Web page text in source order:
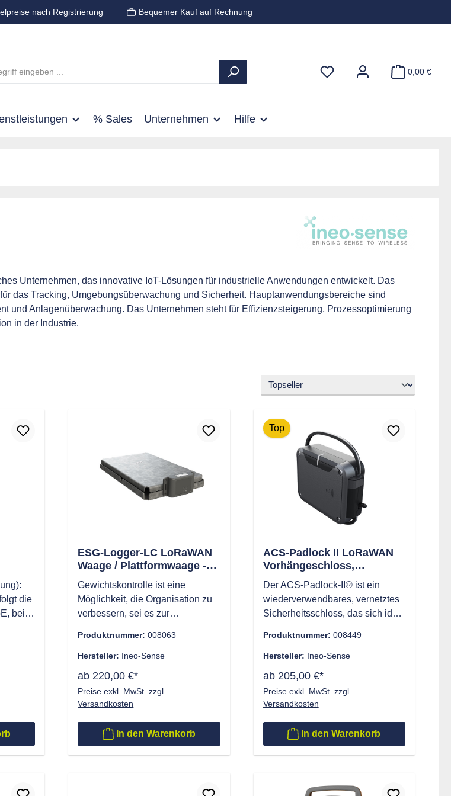
nach Registrierung Bequemer Kauf auf Rechnung
0,00 €
% Sales Unternehmen Hilfe
Unternehmen, das innovative IoT-Lösungen für industrielle Anwendungen entwickelt. Das
das Tracking, Umgebungsüberwachung und Sicherheit. Hauptanwendungsbereiche sind
und Anlagenüberwachung. Das Unternehmen steht für Effizienzsteigerung, Prozessoptimierung
in der Industrie.
die
bei
eine
ESG-Logger-LC LoRaWAN
Waage / Plattformwaage -
50 kg 31x50cm - 868/915 -
IP54
Gewichtskontrolle ist eine
Möglichkeit, die Organisation zu
verbessern, sei es zur
automatisiertes
Bestandsmanagement oder zur
Der Logger-LC löst dieses
Flexibilität, indem er ohne Kabel
betrieben wird und sich sehr
einfach einrichten lässt.
Produktnummer:008063
Hersteller: Ineo-Sense
ab 220,00 €*
Preise exkl. MwSt. zzgl.
Versandkosten
In den Warenkorb
Top
ACS-Padlock II LoRaWAN
Vorhängeschloss,
Alarmschloss,
Kabelschloss
Der ACS-Padlock-II® ist ein
wiederverwendbares, vernetztes
Sicherheitsschloss, das sich ideal
und elektrischen Konsignationen
eignet. Produkt-Highlights:
Lebensdauer von 3 bis 5 Jahren,
Ereignisprotokollierung mit
Zeitstempel (+3000 Einträge).
Ersatzfähige Batterie und Kabel
Echtzeitüberwachung:
Produktnummer: 008449
Hersteller: Ineo-Sense
ab 205,00 €*
Preise exkl. MwSt. zzgl.
Versandkosten
In den Warenkorb